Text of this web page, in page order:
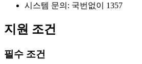
시스템 문의: 국번없이 1357
지원 조건
필수 조건